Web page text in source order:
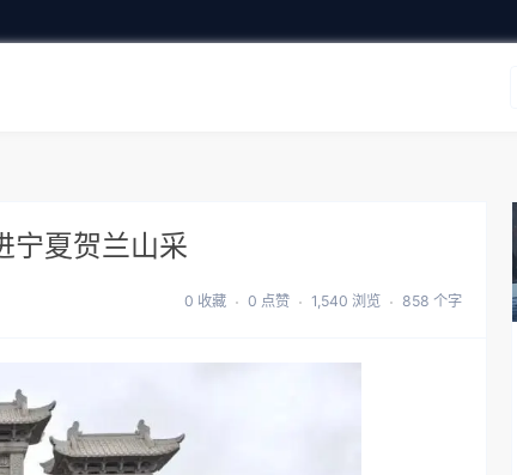
宁夏贺兰山采
0 收藏 0 点赞 1,540 浏览 858 个字